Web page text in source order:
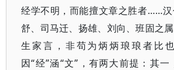
经学不明，而能擅文章之胜者……
舒、司马迁、扬雄、刘向、班固之
生家言，非苟为炳炳琅琅者比
因“经”涵“文”，有两大前提：其